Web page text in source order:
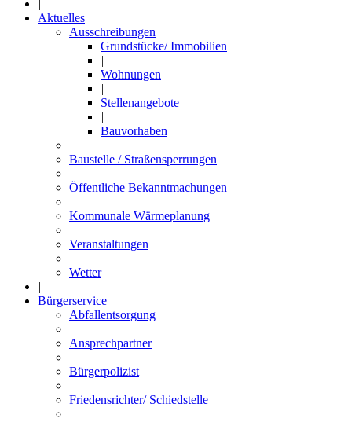
|
Aktuelles
Ausschreibungen
Grundstücke/ Immobilien
|
Wohnungen
|
Stellenangebote
|
Bauvorhaben
|
Baustelle / Straßensperrungen
|
Öffentliche Bekanntmachungen
|
Kommunale Wärmeplanung
|
Veranstaltungen
|
Wetter
|
Bürgerservice
Abfallentsorgung
|
Ansprechpartner
|
Bürgerpolizist
|
Friedensrichter/ Schiedstelle
|